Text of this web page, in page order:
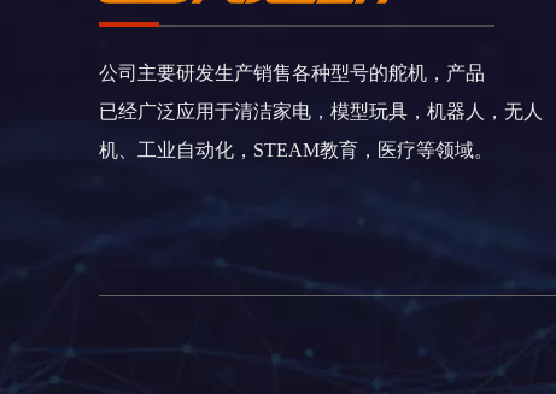
公司主要研发生产销售各种型号的舵机，产品
已经广泛应用于清洁家电，模型玩具，机器人，无人
机、工业自动化，STEAM教育，医疗等领域。